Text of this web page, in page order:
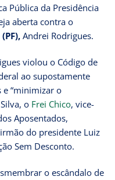
Pública da Presidência
aberta contra o
Andrei Rodrigues.
violou o Código de
ao supostamente
“minimizar o
o Frei Chico, vice-
Aposentados,
do presidente Luiz
Sem Desconto.
o escândalo de